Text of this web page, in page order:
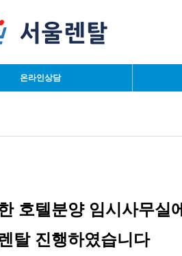
온라인상담
호텔분양 임시사무실에
탈 진행하였습니다